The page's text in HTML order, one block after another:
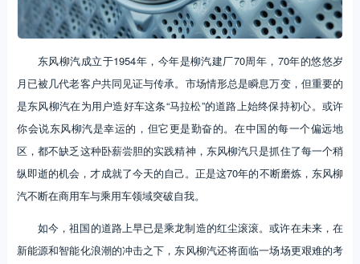
东风柳汽成立于1954年，今年是柳汽建厂70周年，70年的悠悠岁
月已被几代老客户共同见证与传承。市场情形总是瞬息万变，但重要的
是东风柳汽在为用户造好车这条“马拉松”的道路上始终保持初心。或许
你会说东风柳汽是幸运的，但它更是勤奋的。在中国的每一个偏远地
区，都不缺乏这种卧薪尝胆的实践精神，东风柳汽只是抓住了每一个稍
纵即逝的机会，才成就了今天的自己。正是这70年的不断磨炼，东风柳
汽不断在商用车与乘用车领域突破自我。
如今，祖国的道路上早已是乘龙制造的红尘滚滚。或许在未来，在
新能源和智能化浪潮的冲击之下，东风柳汽还将面临一场场更艰难的考